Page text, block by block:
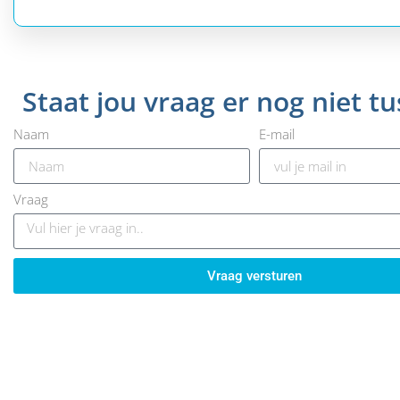
Staat jou vraag er nog niet
Naam E-mail
Vraag
Vraag versturen